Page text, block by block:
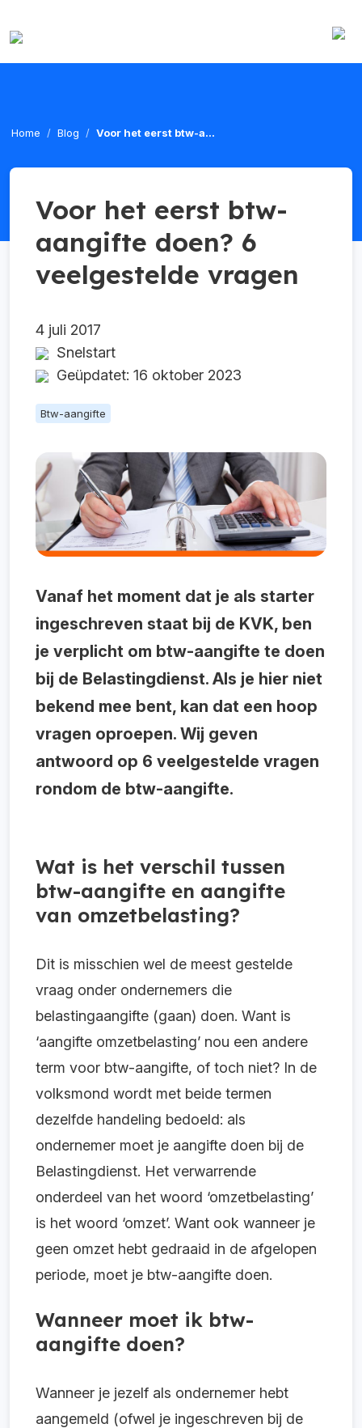
Home Blog Voor het eerst btw-a...
Voor het eerst btw-
aangifte doen? 6
veelgestelde vragen
4 juli 2017
Snelstart
Geüpdatet: 16 oktober 2023
Btw-aangifte
Vanaf het moment dat je als starter
ingeschreven staat bij de KVK, ben
je verplicht om btw-aangifte te doen
bij de Belastingdienst. Als je hier niet
bekend mee bent, kan dat een hoop
vragen oproepen. Wij geven
antwoord op 6 veelgestelde vragen
rondom de btw-aangifte.
Wat is het verschil tussen
btw-aangifte en aangifte
van omzetbelasting?
Dit is misschien wel de meest gestelde
vraag onder ondernemers die
belastingaangifte (gaan) doen. Want is
‘aangifte omzetbelasting’ nou een andere
term voor btw-aangifte, of toch niet? In de
volksmond wordt met beide termen
dezelfde handeling bedoeld: als
ondernemer moet je aangifte doen bij de
Belastingdienst. Het verwarrende
onderdeel van het woord ‘omzetbelasting’
is het woord ‘omzet’. Want ook wanneer je
geen omzet hebt gedraaid in de afgelopen
periode, moet je btw-aangifte doen.
Wanneer moet ik btw-
aangifte doen?
Wanneer je jezelf als ondernemer hebt
aangemeld (ofwel je ingeschreven bij de